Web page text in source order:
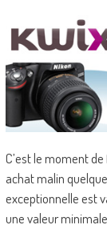
C’est le moment
achat malin
exceptionnelle est
une valeur